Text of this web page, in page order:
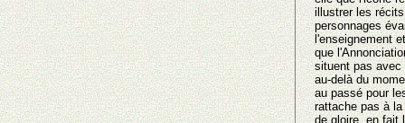
illustrer les
personnages
l'enseignement
que
situent pas avec
au-delà du
au passé pour
rattache pas à
de gloire, en fait